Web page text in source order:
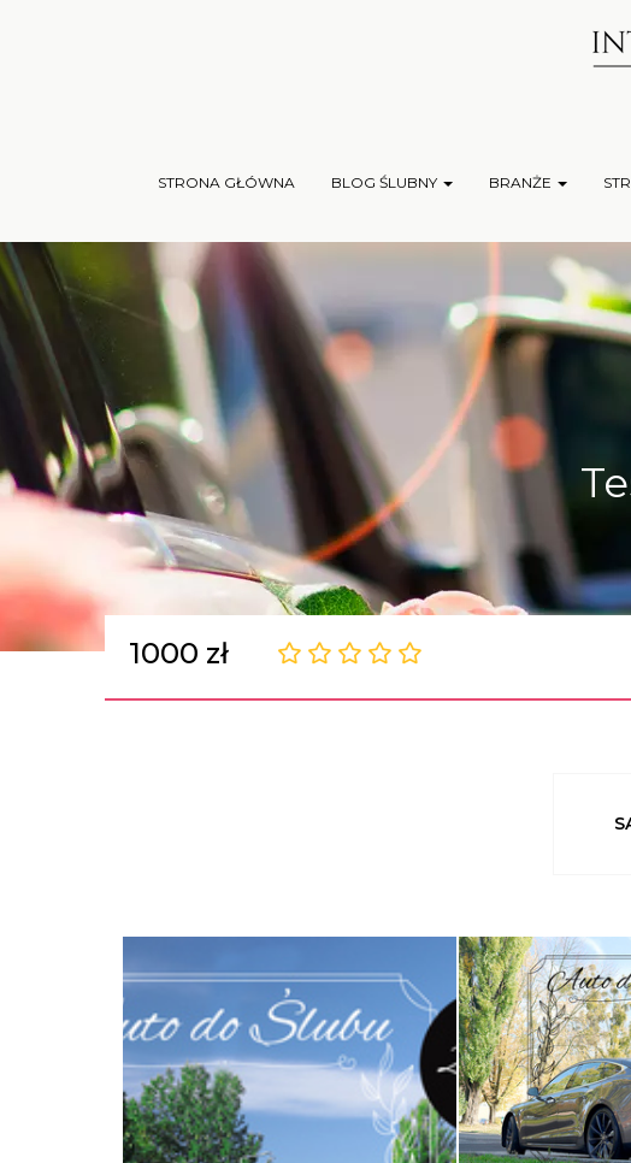
STRONA GŁÓWNA BLOG ŚLUBNY BRANŻE
1000 zł